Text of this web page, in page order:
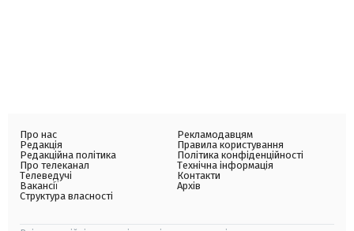
Про нас
Редакція
Редакційна політика
Про телеканал
Телеведучі
Вакансії
Структура власності
Рекламодавцям
Правила користування
Політика конфіденційності
Технічна інформація
Контакти
Архів